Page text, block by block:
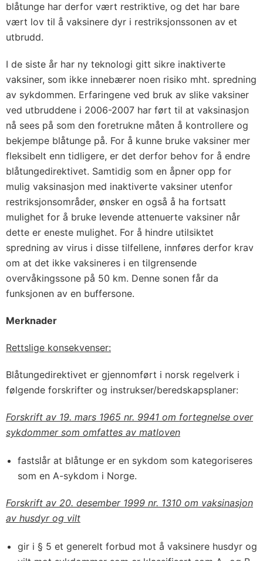
blåtunge har derfor vært restriktive, og det har bare
vært lov til å vaksinere dyr i restriksjonssonen av et
utbrudd.
I de siste år har ny teknologi gitt sikre inaktiverte
vaksiner, som ikke innebærer noen risiko mht. spredning
av sykdommen. Erfaringene ved bruk av slike vaksiner
ved utbruddene i 2006-2007 har ført til at vaksinasjon
nå sees på som den foretrukne måten å kontrollere og
bekjempe blåtunge på. For å kunne bruke vaksiner mer
fleksibelt enn tidligere, er det derfor behov for å endre
blåtungedirektivet. Samtidig som en åpner opp for
mulig vaksinasjon med inaktiverte vaksiner utenfor
restriksjonsområder, ønsker en også å ha fortsatt
mulighet for å bruke levende attenuerte vaksiner når
dette er eneste mulighet. For å hindre utilsiktet
spredning av virus i disse tilfellene, innføres derfor krav
om at det ikke vaksineres i en tilgrensende
overvåkingssone på 50 km. Denne sonen får da
funksjonen av en buffersone.
Merknader
Rettslige konsekvenser:
Blåtungedirektivet er gjennomført i norsk regelverk i
følgende forskrifter og instrukser/beredskapsplaner:
Forskrift av 19. mars 1965 nr. 9941 om fortegnelse over
sykdommer som omfattes av matloven
fastslår at blåtunge er en sykdom som kategoriseres
som en A-sykdom i Norge.
Forskrift av 20. desember 1999 nr. 1310 om vaksinasjon
av husdyr og vilt
gir i § 5 et generelt forbud mot å vaksinere husdyr og